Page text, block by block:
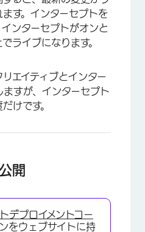
す。インターセプトを
ンターセプトがオンと
ライブになります。
エイティブとインター
すが、インターセプト
けです。
開
デプロイメントコー
をウェブサイトに持